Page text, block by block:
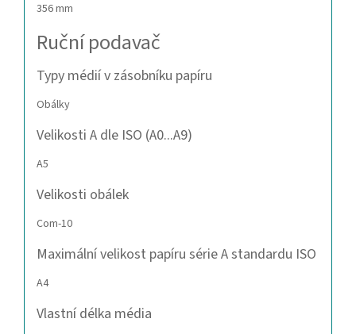
356 mm
Ruční podavač
Typy médií v zásobníku papíru
Obálky
Velikosti A dle ISO (A0...A9)
A5
Velikosti obálek
Com-10
Maximální velikost papíru série A standardu ISO
A4
Vlastní délka média